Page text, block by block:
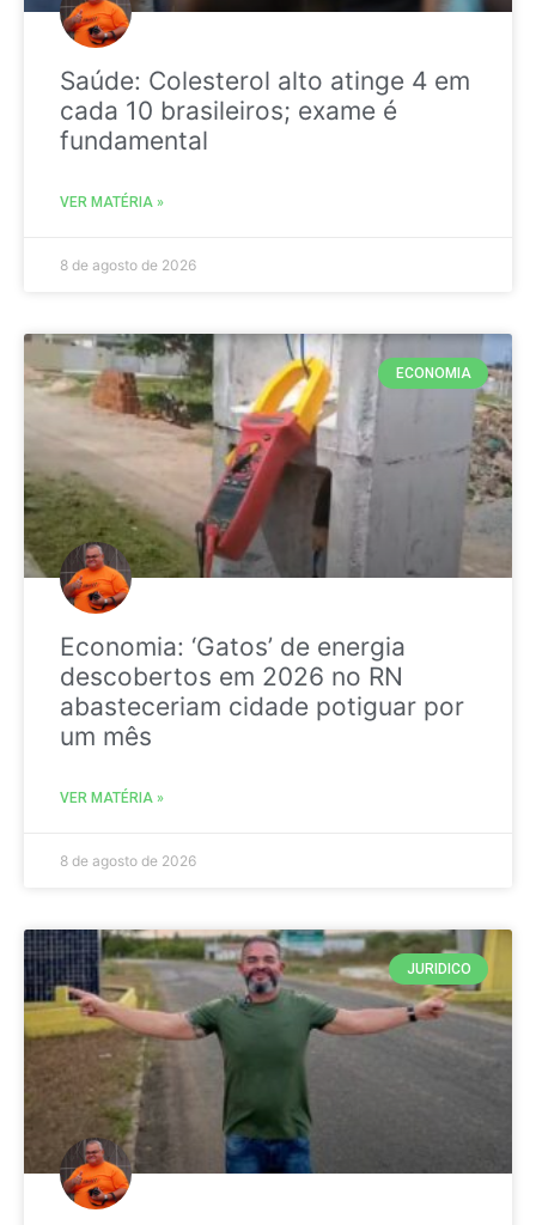
Saúde: Colesterol alto atinge 4 em
cada 10 brasileiros; exame é
fundamental
VER MATÉRIA »
8 de agosto de 2026
ECONOMIA
Economia: ‘Gatos’ de energia
descobertos em 2026 no RN
abasteceriam cidade potiguar por
um mês
VER MATÉRIA »
8 de agosto de 2026
JURIDICO